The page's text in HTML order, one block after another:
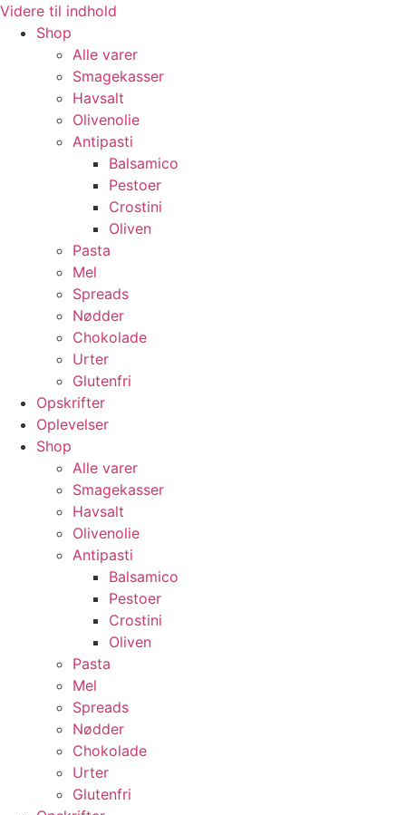
Videre til indhold
Shop
Alle varer
Smagekasser
Havsalt
Olivenolie
Antipasti
Balsamico
Pestoer
Crostini
Oliven
Pasta
Mel
Spreads
Nødder
Chokolade
Urter
Glutenfri
Opskrifter
Oplevelser
Shop
Alle varer
Smagekasser
Havsalt
Olivenolie
Antipasti
Balsamico
Pestoer
Crostini
Oliven
Pasta
Mel
Spreads
Nødder
Chokolade
Urter
Glutenfri